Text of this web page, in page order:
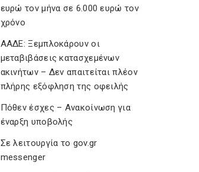
ευρώ τον μήνα σε 6.000 ευρώ τον
χρόνο
ΑΑΔΕ: Ξεμπλοκάρουν οι
μεταβιβάσεις κατασχεμένων
ακινήτων – Δεν απαιτείται πλέον
πλήρης εξόφληση της οφειλής
Πόθεν έσχες – Ανακοίνωση για
έναρξη υποβολής
Σε λειτουργία το gov.gr
messenger